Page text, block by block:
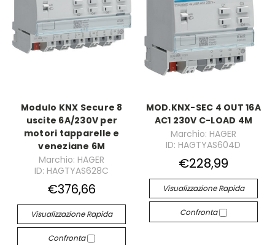
Modulo KNX Secure 8
uscite 6A/230V per
motori tapparelle e
veneziane 6M
Marchio: HAGER
ID: HAGTYAS628C
€376,66
Visualizzazione Rapida
Confronta
MOD.KNX-SEC 4 OUT 16A
AC1 230V C-LOAD 4M
Marchio: HAGER
ID: HAGTYAS604D
€228,99
Visualizzazione Rapida
Confronta